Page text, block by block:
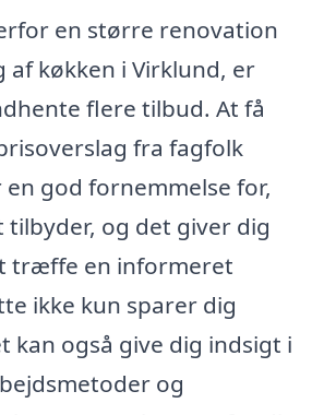
en større renovation
af køkken i Virklund, er
flere tilbud. At få
fra fagfolk
god fornemmelse for,
tilbyder, og det giver dig
træffe en informeret
ikke kun sparer dig
kan også give dig indsigt i
og